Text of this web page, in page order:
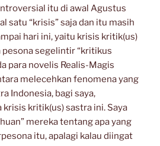
itu di awal Agustus
satu “krisis” saja dan itu masih
hari ini, yaitu krisis kritik(us)
pesona segelintir “kritikus
para novelis Realis-Magis
melecehkan fenomena yang
Indonesia, bagi saya,
kritik(us) sastra ini. Saya
mereka tentang apa yang
itu, apalagi kalau diingat